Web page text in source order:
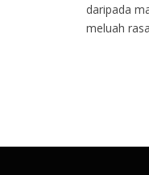
daripada
meluah